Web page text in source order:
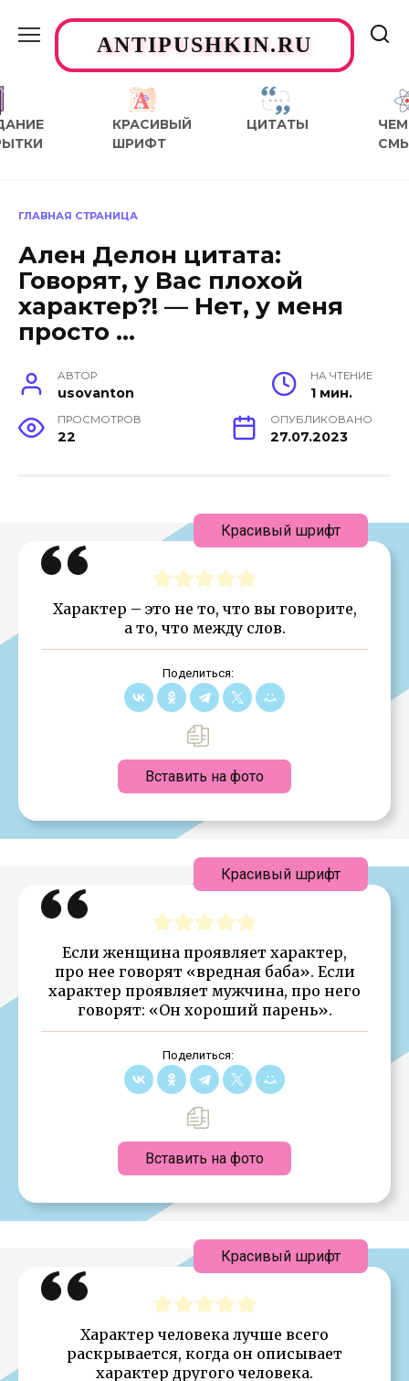
содержаниюANTIPUSHKIN.RU
КРАСИВЫЙ
ШРИФТ
ЦИТАТЫ
ЧЕМ
ГЛАВНАЯ СТРАНИЦА
Ален Делон цитата:
Говорят, у Вас плохой
характер?! — Нет, у меня
просто …
АВТОР
usovanton
НА ЧТЕНИЕ
1 мин.
ПРОСМОТРОВ
22
ОПУБЛИКОВАНО
27.07.2023
Характер – это не то, что вы говорите,
а то, что между слов.
Поделиться:
Вставить на фото
Красивый шрифт
Если женщина проявляет характер,
про нее говорят «вредная баба». Если
характер проявляет мужчина, про него
говорят: «Он хороший парень».
Поделиться:
Вставить на фото
Красивый шрифт
Характер человека лучше всего
раскрывается, когда он описывает
характер другого человека.
Красивый шрифт